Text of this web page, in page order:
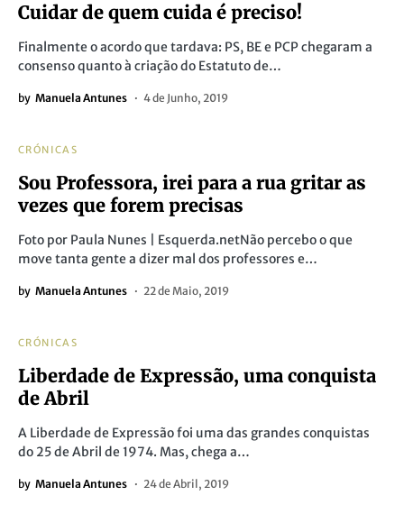
Cuidar de quem cuida é preciso!
Finalmente o acordo que tardava: PS, BE e PCP chegaram a
consenso quanto à criação do Estatuto de…
by Manuela Antunes 4 de Junho, 2019
CRÓNICAS
Sou Professora, irei para a rua gritar as
vezes que forem precisas
Foto por Paula Nunes | Esquerda.netNão percebo o que
move tanta gente a dizer mal dos professores e…
by Manuela Antunes 22 de Maio, 2019
CRÓNICAS
Liberdade de Expressão, uma conquista
de Abril
A Liberdade de Expressão foi uma das grandes conquistas
do 25 de Abril de 1974. Mas, chega a…
by Manuela Antunes 24 de Abril, 2019